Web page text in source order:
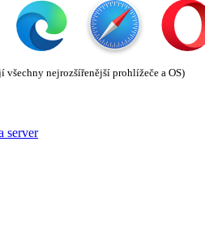
nejrozšířenější prohlížeče a OS)
server